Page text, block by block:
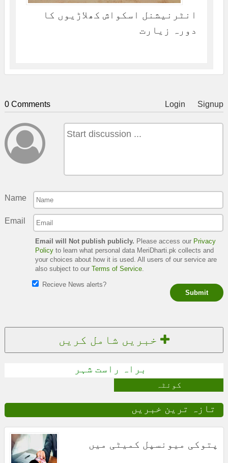
انٹرنیشنل اسکواش کھلاڑیوں کا
دورہ زیارت
0 Comments Login Signup
Name
Email
Email will Not publish publicly. Please access our Privacy
Policyto learn what personal data MeriDharti.pk collects and
your choices about how it is used. All users of our service are
also subject to our Terms of Service.
Recieve News alerts?
Submit
خبریں شامل کریں
براہ راست شہر
کوئٹہ
تازہ ترین خبریں
پتوکی میونسپل کمیٹی میں